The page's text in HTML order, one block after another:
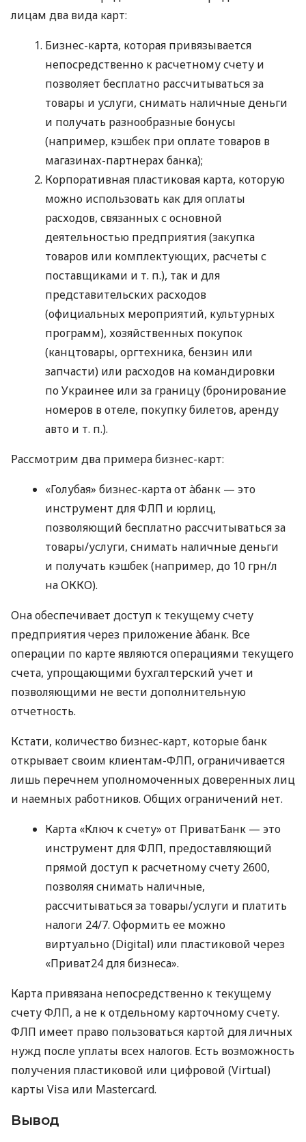
лицам два вида карт:
Бизнес-карта, которая привязывается
непосредственно к расчетному счету и
позволяет бесплатно рассчитываться за
товары и услуги, снимать наличные деньги
и получать разнообразные бонусы
(например, кэшбек при оплате товаров в
магазинах-партнерах банка);
Корпоративная пластиковая карта, которую
можно использовать как для оплаты
расходов, связанных с основной
деятельностью предприятия (закупка
товаров или комплектующих, расчеты с
поставщиками и т. п.), так и для
представительских расходов
(официальных мероприятий, культурных
программ), хозяйственных покупок
(канцтовары, оргтехника, бензин или
запчасти) или расходов на командировки
по Украинее или за границу (бронирование
номеров в отеле, покупку билетов, аренду
авто и т. п.).
Рассмотрим два примера бизнес-карт:
«Голубая» бизнес-карта от àбанк — это
инструмент для ФЛП и юрлиц,
позволяющий бесплатно рассчитываться за
товары/услуги, снимать наличные деньги
и получать кэшбек (например, до 10 грн/л
на ОККО).
Она обеспечивает доступ к текущему счету
предприятия через приложение àбанк. Все
операции по карте являются операциями текущего
счета, упрощающими бухгалтерский учет и
позволяющими не вести дополнительную
отчетность.
Кстати, количество бизнес-карт, которые банк
открывает своим клиентам-ФЛП, ограничивается
лишь перечнем уполномоченных доверенных лиц
и наемных работников. Общих ограничений нет.
Карта «Ключ к счету» от ПриватБанк — это
инструмент для ФЛП, предоставляющий
прямой доступ к расчетному счету 2600,
позволяя снимать наличные,
рассчитываться за товары/услуги и платить
налоги 24/7. Оформить ее можно
виртуально (Digital) или пластиковой через
«Приват24 для бизнеса».
Карта привязана непосредственно к текущему
счету ФЛП, а не к отдельному карточному счету.
ФЛП имеет право пользоваться картой для личных
нужд после уплаты всех налогов. Есть возможность
получения пластиковой или цифровой (Virtual)
карты Visa или Mastercard.
Вывод